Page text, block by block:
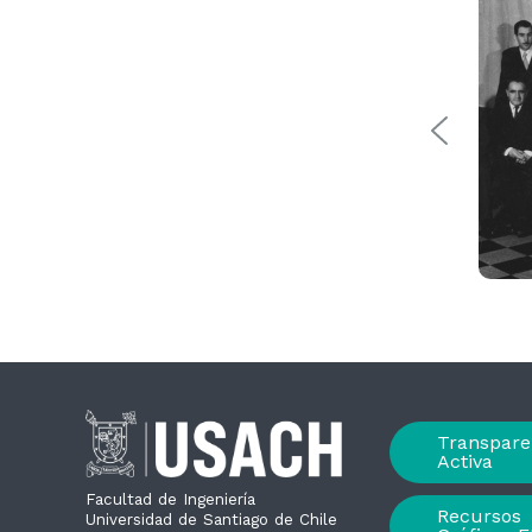
Facultad de Ingeniería
Universidad de Santiago de Chile
Activa
Recursos